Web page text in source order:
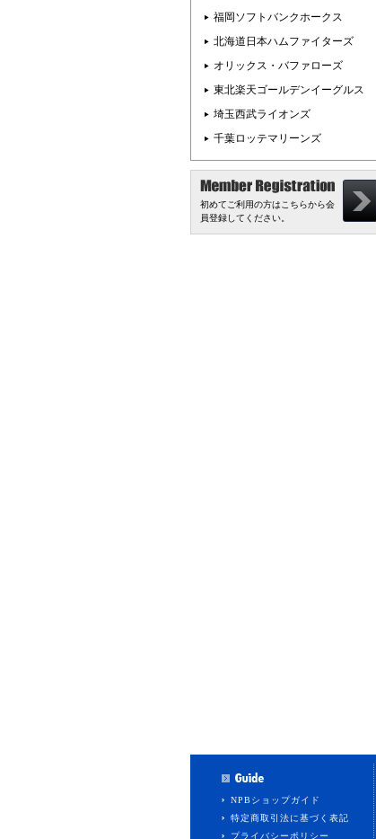
福岡ソフトバンクホークス
北海道日本ハムファイターズ
オリックス・バファローズ
東北楽天ゴールデンイーグルス
埼玉西武ライオンズ
千葉ロッテマリーンズ
初めてご利用の方はこちらから会
員登録してください。
NPBショップガイド
特定商取引法に基づく表記
プライバシーポリシー